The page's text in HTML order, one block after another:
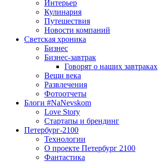
Интерьер
Кулинария
Путешествия
Новости компаний
Светская хроника
Бизнес
Бизнес-завтрак
Говорят о наших завтраках
Вещи века
Развлечения
Фотоотчеты
Блоги #NaNevskom
Love Story
Стартапы и брендинг
Петербург-2100
Технологии
О проекте Петербург 2100
Фантастика